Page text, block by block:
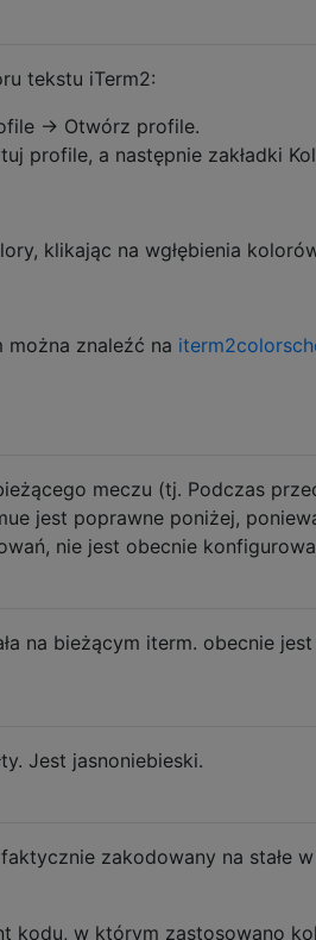
tekstu iTerm2:
→ Otwórz profile.
profile, a następnie zakładki
klikając na wgłębienia
można znaleźć na
meczu (tj. Podczas
jest poprawne poniżej,
nie jest obecnie
na bieżącym iterm. obecnie
Jest jasnoniebieski.
zakodowany na stałe
kodu, w którym zastosowano